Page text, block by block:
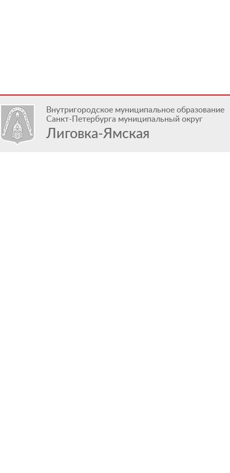
Внутригородское муниципальное образование
Санкт-Петербурга муниципальный округ
Лиговка-Ямская